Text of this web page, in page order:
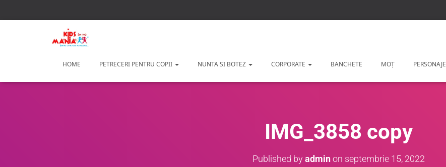
HOME PETRECERI PENTRU COPII NUNTA SI BOTEZ CORPORATE BANCHETE MOȚ PERSONAJE
IMG_3858 copy
Published byadminon septembrie 15, 2022